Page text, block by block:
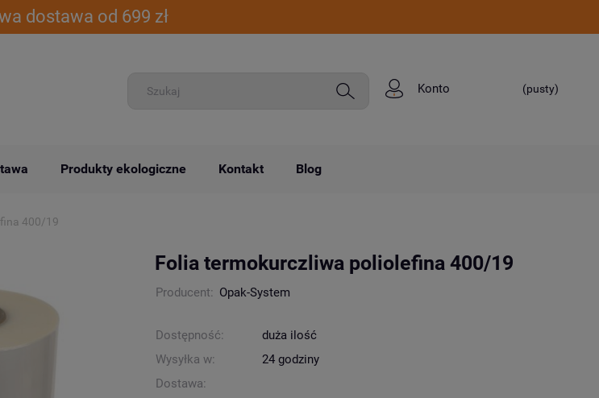
dostawa od 699 zł
(pusty)
Konto
Produkty ekologiczne Kontakt Blog
400/19
Folia termokurczliwa poliolefina 400/19
Producent: Opak-System
Dostępność:
duża ilość
Wysyłka w:
24 godziny
Dostawa: